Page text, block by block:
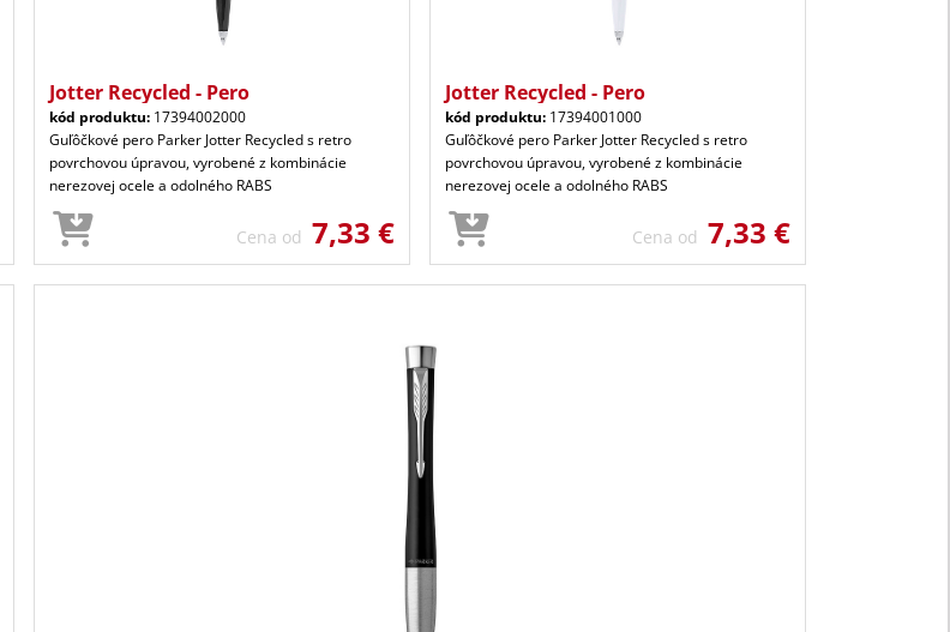
Jotter Recycled - Pero
kód produktu: 17394002000
Guľôčkové pero Parker Jotter Recycled s retro
povrchovou úpravou, vyrobené z kombinácie
nerezovej ocele a odolného RABS
Cena od 7,33 €
Jotter Recycled - Pero
kód produktu: 17394001000
Guľôčkové pero Parker Jotter Recycled s retro
povrchovou úpravou, vyrobené z kombinácie
nerezovej ocele a odolného RABS
Cena od 7,33 €